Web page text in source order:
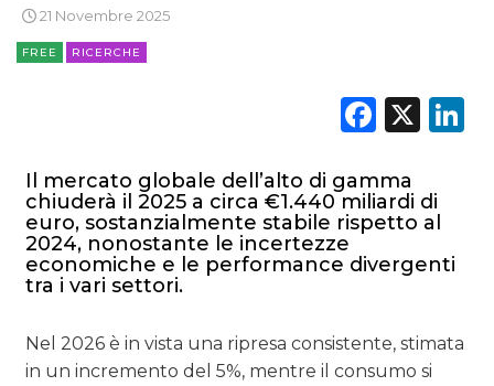
21 Novembre 2025
FREE RICERCHE
X
Il mercato globale dell’alto di gamma
chiuderà il 2025 a circa €1.440 miliardi di
euro, sostanzialmente stabile rispetto al
2024, nonostante le incertezze
economiche e le performance divergenti
tra i vari settori.
Nel 2026 è in vista una ripresa consistente, stimata
in un incremento del 5%, mentre il consumo si